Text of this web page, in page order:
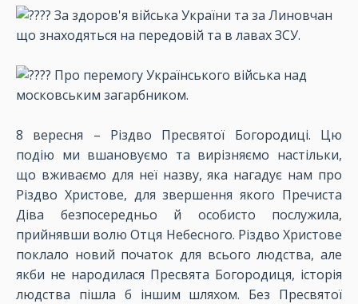
За здоров'я війська України та за Линовчан
що знаходяться на передовій та в лавах ЗСУ.
Про перемогу Українського війська над
московським загарбником.
8 вересня – Різдво Пресвятої Богородиці. Цю
подію ми вшановуємо та вирізняємо настільки,
що вживаємо для неї назву, яка нагадує нам про
Різдво Христове, для звершення якого Пречиста
Діва безпосередньо й особисто послужила,
прийнявши волю Отця Небесного. Різдво Христове
поклало новий початок для всього людства, але
якби не народилася Пресвята Богородиця, історія
людства пішла б іншим шляхом. Без Пресвятої